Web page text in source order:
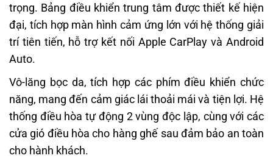
trọng. Bảng điều khiển trung tâm được thiết kế hiện
đại, tích hợp màn hình cảm ứng lớn với hệ thống giải
trí tiên tiến, hỗ trợ kết nối Apple CarPlay và Android
Auto.
Vô-lăng bọc da, tích hợp các phím điều khiển chức
năng, mang đến cảm giác lái thoải mái và tiện lợi. Hệ
thống điều hòa tự động 2 vùng độc lập, cùng với các
cửa gió điều hòa cho hàng ghế sau đảm bảo an toàn
cho hành khách.